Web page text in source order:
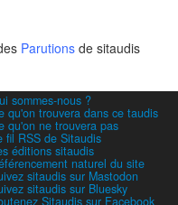
Parutions de sitaudis
sommes-nous ?
qu'on trouvera dans ce taudis
qu'on ne trouvera pas
fil RSS de Sitaudis
éditions sitaudis
naturel du site
sitaudis sur Mastodon
sitaudis sur Bluesky
Sitaudis sur Facebook